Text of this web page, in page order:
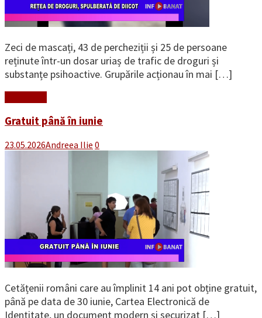
Zeci de mascați, 43 de percheziții și 25 de persoane
reținute într-un dosar uriaș de trafic de droguri și
substanțe psihoactive. Grupările acționau în mai […]
Gratuit până în iunie
23.05.2026Andreea Ilie 0
Cetățenii români care au împlinit 14 ani pot obține gratuit,
până pe data de 30 iunie, Cartea Electronică de
Identitate, un document modern și securizat […]